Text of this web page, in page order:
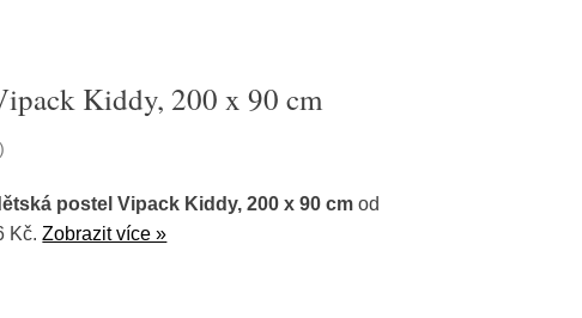
Kiddy, 200 x 90 cm
)
postel Vipack Kiddy, 200 x 90 cm od
Kč.Zobrazit více »